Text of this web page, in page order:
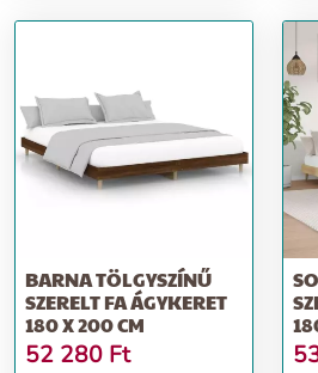
BARNA TÖLGYSZÍNŰ
SZERELT FA ÁGYKERET
180 X 200 CM
52 280 Ft